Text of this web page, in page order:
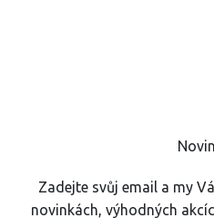
Zadejte svůj email a my
novinkách, výhodných